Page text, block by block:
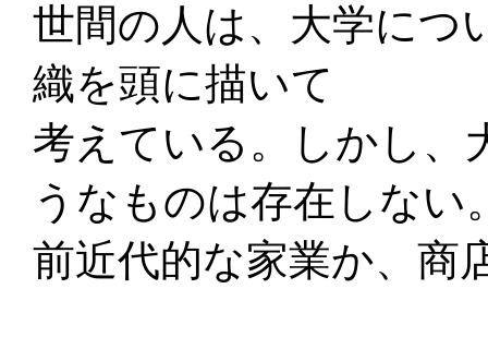
世間の人は、大学につ
織を頭に描いて
考えている。しかし、
うなものは存在しない
前近代的な家業か、商